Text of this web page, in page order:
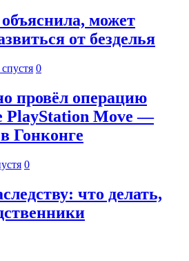
может
от безделья
0
провёл операцию
PlayStation Move —
Гонконге
0
что делать,